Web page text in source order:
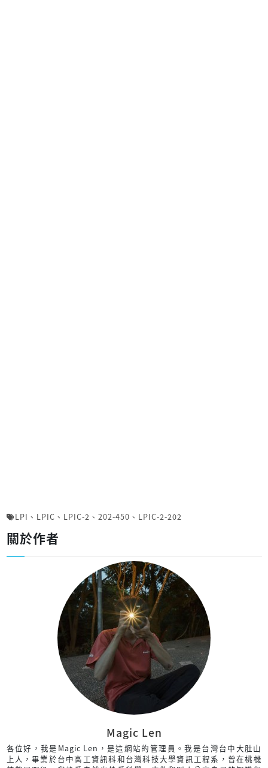
LPI 、 LPIC 、 LPIC-2 、 202-450 、 LPIC-2-202
關於作者
Magic Len
各位好，我是Magic Len，是這網站的管理員。我是台灣台中大肚山
上人，畢業於台中高工資訊科和台灣科技大學資訊工程系，曾在桃機